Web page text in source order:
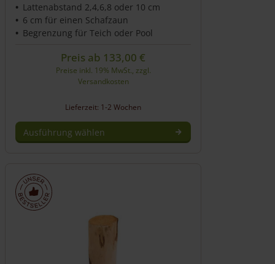
Lattenabstand 2,4,6,8 oder 10 cm
6 cm für einen Schafzaun
Begrenzung für Teich oder Pool
Preis ab 133,00 €
Preise inkl. 19% MwSt., zzgl.
Versandkosten
Lieferzeit: 1-2 Wochen
Ausführung wählen
weist
mehrere
Varianten
auf.